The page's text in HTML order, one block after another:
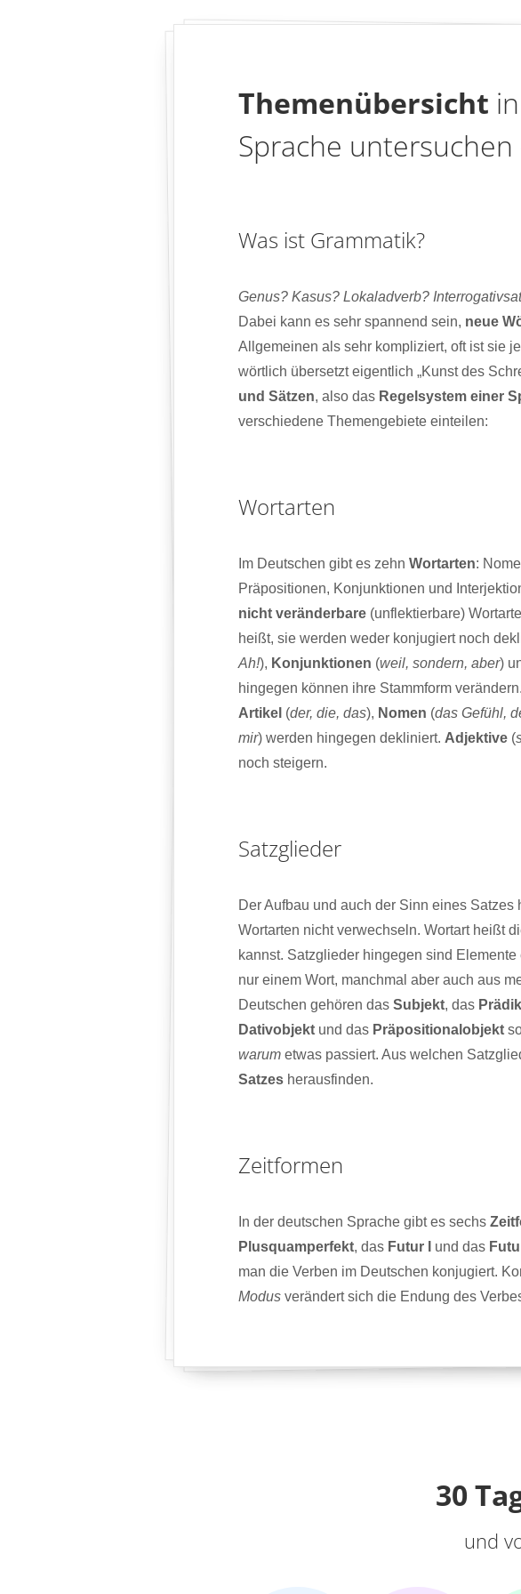
Themenübersicht in
Sprache
Was ist Grammatik?
Genus? Kasus? Lokaladverb?
Dabei kann es sehr spannend sein, neue
Allgemeinen als sehr kompliziert, oft ist sie
wörtlich übersetzt eigentlich „Kunst des
und Sätzen, also das Regelsystem einer
verschiedene Themengebiete einteilen:
Wortarten
Im Deutschen gibt es zehn Wortarten:
Präpositionen, Konjunktionen und
nicht veränderbare(unflektierbare)
heißt, sie werden weder konjugiert noch
Ah!), Konjunktionen (weil, sondern, aber)
hingegen können ihre Stammform
Artikel (der, die, das), Nomen (das Gefühl,
mir) werden hingegen dekliniert. Adjektive(
noch steigern.
Satzglieder
Der Aufbau und auch der Sinn eines Satzes
Wortarten nicht verwechseln. Wortart heißt
kannst. Satzglieder hingegen sind
nur einem Wort, manchmal aber auch aus
Deutschen gehören das Subjekt, das
Dativobjektund das Präpositionalobjekt
warumetwas passiert. Aus welchen
Satzesherausfinden.
Zeitformen
In der deutschen Sprache gibt es sechs
Plusquamperfekt, das Futur I und das Futur
man die Verben im Deutschen konjugiert.
Modusverändert sich die Endung des
30
und